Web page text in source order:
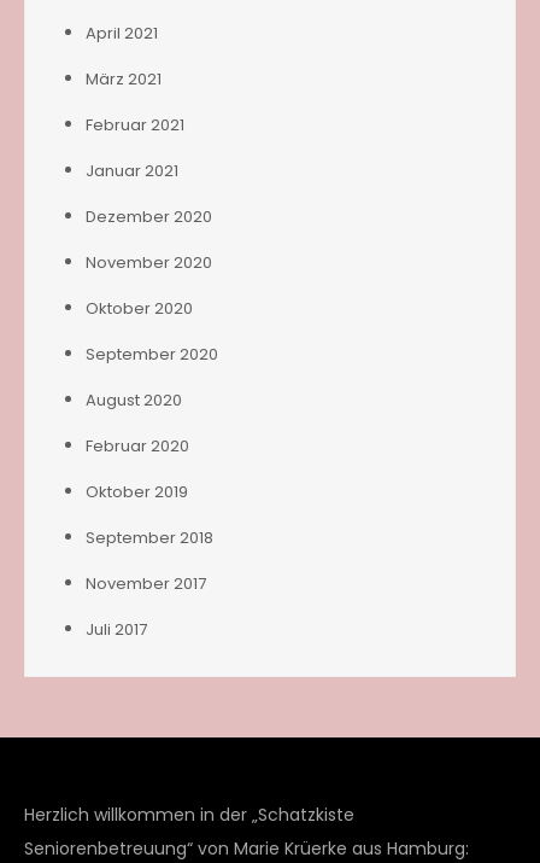
April 2021
März 2021
Februar 2021
Januar 2021
Dezember 2020
November 2020
Oktober 2020
September 2020
August 2020
Februar 2020
Oktober 2019
September 2018
November 2017
Juli 2017
Herzlich willkommen in der „Schatzkiste
Seniorenbetreuung“ von Marie Krüerke aus Hamburg: